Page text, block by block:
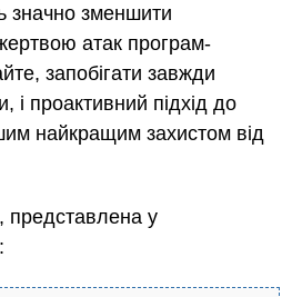
значно зменшити
атак програм-
запобігати завжди
і проактивний підхід до
найкращим захистом від
представлена у